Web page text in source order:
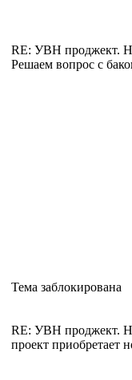
RE: УВН проджект.
Решаем вопрос с
Тема заблокирована
RE: УВН проджект.
проект приобретает